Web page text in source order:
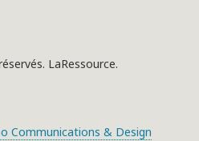
LaRessource.
Communications & Design